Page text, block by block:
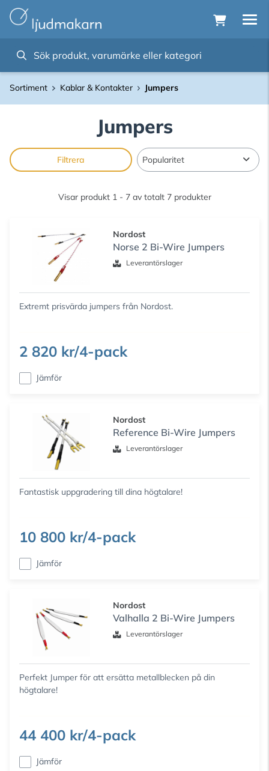
Sortiment Kablar & Kontakter Jumpers
Jumpers
Filtrera
Visar produkt 1 - 7 av totalt 7 produkter
Nordost
Norse 2 Bi-Wire Jumpers
Leverantörslager
Extremt prisvärda jumpers från Nordost.
2 820 kr/4-pack
Jämför
Nordost
Reference Bi-Wire Jumpers
Leverantörslager
Fantastisk uppgradering till dina högtalare!
10 800 kr/4-pack
Jämför
Nordost
Valhalla 2 Bi-Wire Jumpers
Leverantörslager
Perfekt Jumper för att ersätta metallblecken på din
högtalare!
44 400 kr/4-pack
Jämför